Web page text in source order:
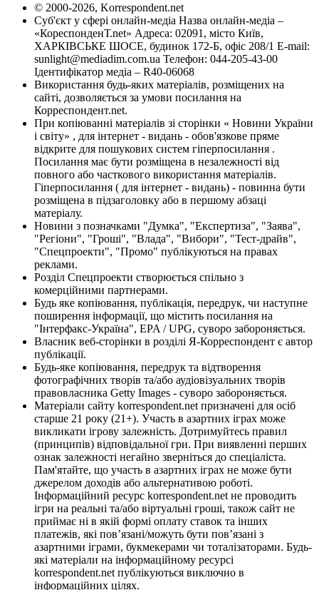
© 2000-2026, Korrespondent.net
Суб'єкт у сфері онлайн-медіа Назва онлайн-медіа –
«КореспонденТ.net» Адреса: 02091, місто Київ,
ХАРКІВСЬКЕ ШОСЕ, будинок 172-Б, офіс 208/1 E-mail:
sunlight@mediadim.com.ua Телефон: 044-205-43-00
Ідентифікатор медіа – R40-06068
Використання будь-яких матеріалів, розміщених на
сайті, дозволяється за умови посилання на
Корреспондент.net.
При копіюванні матеріалів зі сторінки « Новини України
і світу» , для інтернет - видань - обов'язкове пряме
відкрите для пошукових систем гіперпосилання .
Посилання має бути розміщена в незалежності від
повного або часткового використання матеріалів.
Гіперпосилання ( для інтернет - видань) - повинна бути
розміщена в підзаголовку або в першому абзаці
матеріалу.
Новини з позначками "Думка", "Експертиза", "Заява",
"Регіони", "Гроші", "Влада", "Вибори", "Тест-драйв",
"Спецпроекти", "Промо" публікуються на правах
реклами.
Розділ Спецпроекти створюється спільно з
комерційними партнерами.
Будь яке копіювання, публікація, передрук, чи наступне
поширення інформації, що містить посилання на
"Інтерфакс-Україна", EPA / UPG, суворо забороняється.
Власник веб-сторінки в розділі Я-Корреспондент є автор
публікації.
Будь-яке копіювання, передрук та відтворення
фотографічних творів та/або аудіовізуальних творів
правовласника Getty Images - суворо забороняється.
Матеріали сайту korrespondent.net призначені для осіб
старше 21 року (21+). Участь в азартних іграх може
викликати ігрову залежність. Дотримуйтесь правил
(принципів) відповідальної гри. При виявленні перших
ознак залежності негайно зверніться до спеціаліста.
Пам'ятайте, що участь в азартних іграх не може бути
джерелом доходів або альтернативою роботі.
Інформаційний ресурс korrespondent.net не проводить
ігри на реальні та/або віртуальні гроші, також сайт не
приймає ні в якій формі оплату ставок та інших
платежів, які пов’язані/можуть бути пов’язані з
азартними іграми, букмекерами чи тоталізаторами. Будь-
які матеріали на інформаційному ресурсі
korrespondent.net публікуються виключно в
інформаційних цілях.